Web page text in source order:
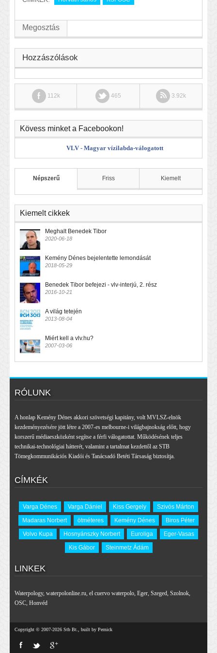
Megosztás
Hozzászólások
112k 465 3.92k
Kövess minket a Facebookon!
VLV - Magyar vízilabda-válogatott
Népszerű Friss Kiemelt
Kiemelt cikkek
Meghalt Benedek Tibor
2020-06-18
Kemény Dénes bejelentette lemondását
2018-05-29
Benedek Tibor befejezi - vlv-interjú, 2. rész
2016-10-21
A világ tetején
2013-08-04
Miért kell a vlv.hu?
2007-03-06
RÓLUNK
A honlap Kemény Dénes akkori szövetségi kapitány, volt MVLSZ-elnök
kezdeményezésére jött létre a 2007-es melbourne-i világbajnokság előtt, hogy
korszerű médiaeszközként segítse a férfi válogatottat. Működésének teljes
technikai-technológiai hátterét, valamint a tartalmat kezdettől az STB
Tömegkommunikációs Kiadói és Tanácsadó Betéti Társaság biztosítja.
CÍMKÉK
Varga Dénes Varga Dániel Kiss Gergely
Szivós Márton
Madaras Norbert
ötméteres Kemény Dénes
Biros Péter
Volvo Kupa
Hosnyánszky Norbert Euroliga
Eger-Vasas
Kis Gábor
Steinmetz Ádám
LINKEK
Waterpology, waterpolonline.ru, el cuervo waterpolo, Eger, Szeged, Szolnok,
OSC, Honvéd
Copyright © 2007-2026 Stb Bt., built by Pernick